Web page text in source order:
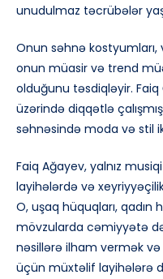
unudulmaz təcrübələr
Onun səhnə kostyumları,
onun müasir və trend
olduğunu təsdiqləyir.
üzərində diqqətlə
səhnəsində moda və stil
Faiq Ağayev, yalnız
layihələrdə və
O, uşaq hüquqları, qadın
mövzularda cəmiyyətə
nəsillərə ilham vermək
üçün müxtəlif layihələrə